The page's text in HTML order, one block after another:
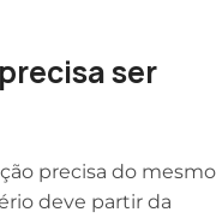
ser
precisa do mesmo
deve partir da